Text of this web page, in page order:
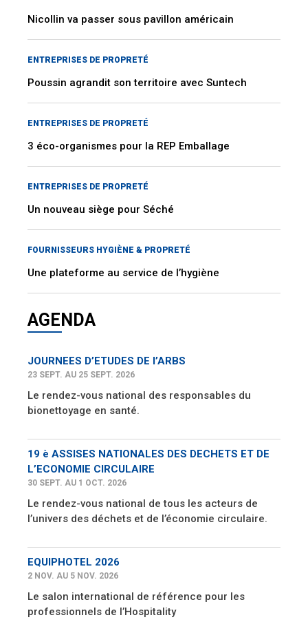
Nicollin va passer sous pavillon américain
ENTREPRISES DE PROPRETÉ
Poussin agrandit son territoire avec Suntech
ENTREPRISES DE PROPRETÉ
3 éco-organismes pour la REP Emballage
ENTREPRISES DE PROPRETÉ
Un nouveau siège pour Séché
FOURNISSEURS HYGIÈNE & PROPRETÉ
Une plateforme au service de l’hygiène
AGENDA
JOURNEES D’ETUDES DE l’ARBS
23 SEPT. AU 25 SEPT. 2026
Le rendez-vous national des responsables du
bionettoyage en santé.
19 è ASSISES NATIONALES DES DECHETS ET DE
L’ECONOMIE CIRCULAIRE
30 SEPT. AU 1 OCT. 2026
Le rendez-vous national de tous les acteurs de
l’univers des déchets et de l’économie circulaire.
EQUIPHOTEL 2026
2 NOV. AU 5 NOV. 2026
Le salon international de référence pour les
professionnels de l’Hospitality